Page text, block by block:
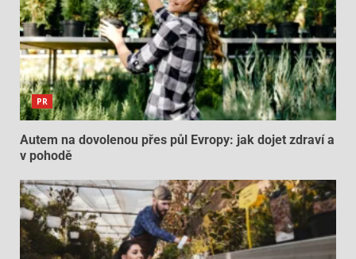
PR
Autem na dovolenou přes půl Evropy: jak dojet zdraví a
v pohodě